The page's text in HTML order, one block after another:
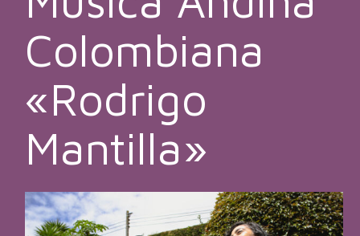
Colombiana
«Rodrigo
Mantilla»